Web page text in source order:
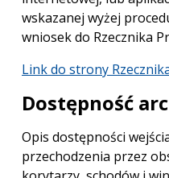
wskazanej wyżej
wniosek do Rzecznika
Link do strony
Dostępność
Opis dostępności
przechodzenia przez